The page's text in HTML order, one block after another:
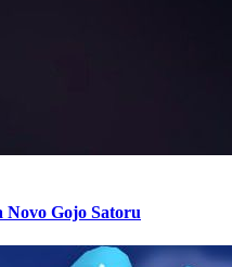
Novo Gojo Satoru